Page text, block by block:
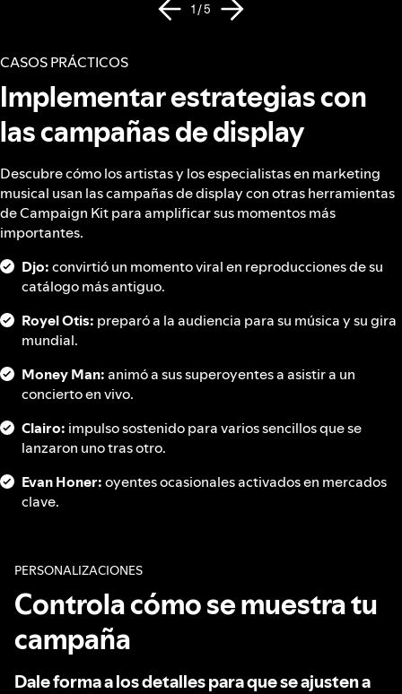
1 / 5
CASOS PRÁCTICOS
Implementar estrategias con
las campañas de display
Descubre cómo los artistas y los especialistas en marketing
musical usan las campañas de display con otras herramientas
de Campaign Kit para amplificar sus momentos más
importantes.
Djo:convirtió un momento viral en reproducciones de su
catálogo más antiguo.
Royel Otis: preparó a la audiencia para su música y su gira
mundial.
Money Man:animó a sus superoyentes a asistir a un
concierto en vivo.
Clairo: impulso sostenido para varios sencillos que se
lanzaron uno tras otro.
Evan Honer:oyentes ocasionales activados en mercados
clave.
PERSONALIZACIONES
Controla cómo se muestra tu
campaña
Dale forma a los detalles para que se ajusten a